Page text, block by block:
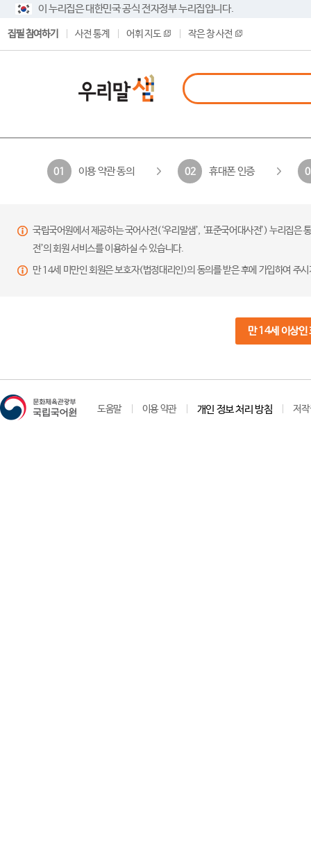
이 누리집은 대한민국 공식 전자정부 누리집입니다.
집필 참여하기 사전 통계 어휘 지도 작은 창 사전
01 이용 약관 동의 02 휴대폰 인증
국립국어원에서 제공하는 국어사전(‘우리말샘’, ‘표준국어대사전’) 누리집
전’의 회원 서비스를 이용하실 수 있습니다.
만 14세 미만인 회원은 보호자(법정대리인)의 동의를 받은 후에 가입하여 주
만 14세 이상인
도움말 이용 약관 개인 정보 처리 방침 저